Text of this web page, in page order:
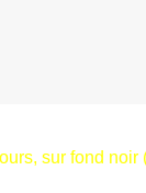
sur fond noir